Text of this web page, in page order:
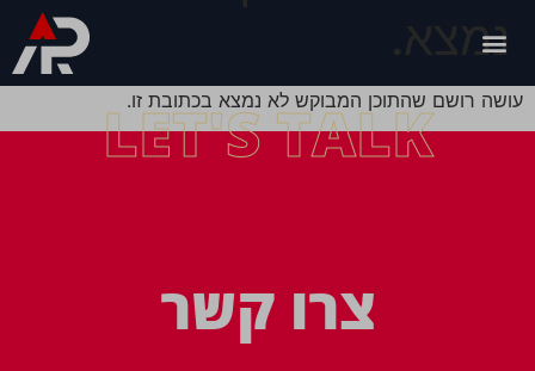
נמצא.
עושה רושם שהתוכן המבוקש לא נמצא בכתובת זו.
LET'S TALK
צרו קשר